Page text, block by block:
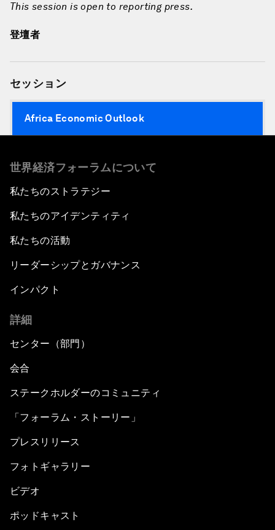
This session is open to reporting press.
登壇者
セッション
Africa Economic Outlook
世界経済フォーラムについて
私たちのストラテジー
私たちのアイデンティティ
私たちの活動
リーダーシップとガバナンス
インパクト
詳細
センター（部門）
会合
ステークホルダーのコミュニティ
「フォーラム・ストーリー」
プレスリリース
フォトギャラリー
ビデオ
ポッドキャスト